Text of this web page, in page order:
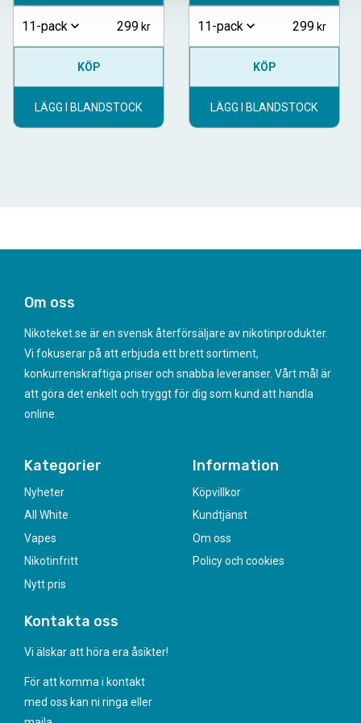
11-pack 299
KÖP
LÄGG I BLANDSTOCK
11-pack 299
KÖP
LÄGG I BLANDSTOCK
Om oss
Nikoteket.se är en svensk återförsäljare av nikotinprodukter.
Vi fokuserar på att erbjuda ett brett sortiment,
konkurrenskraftiga priser och snabba leveranser. Vårt mål är
att göra det enkelt och tryggt för dig som kund att handla
online.
Kategorier
Nyheter
All White
Vapes
Nikotinfritt
Nytt pris
Information
Köpvillkor
Kundtjänst
Om oss
Policy och cookies
Kontakta oss
Vi älskar att höra era åsikter!
För att komma i kontakt
med oss kan ni ringa eller